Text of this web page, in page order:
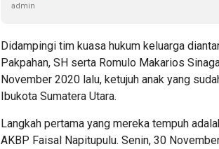
admin
Didampingi tim kuasa hukum keluarga
Pakpahan, SH serta Romulo Makarios
November 2020 lalu, ketujuh anak yang
Ibukota Sumatera Utara.
Langkah pertama yang mereka tempuh
AKBP Faisal Napitupulu. Senin, 30